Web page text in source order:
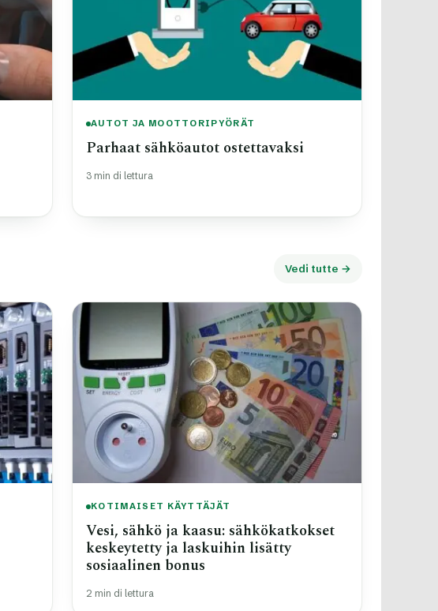
AUTOT JA MOOTTORIPYÖRÄT
Parhaat sähköautot ostettavaksi
3 min di lettura
Vedi tutte →
KOTIMAISET KÄYTTÄJÄT
Vesi, sähkö ja kaasu: sähkökatkokset
keskeytetty ja laskuihin lisätty
sosiaalinen bonus
2 min di lettura